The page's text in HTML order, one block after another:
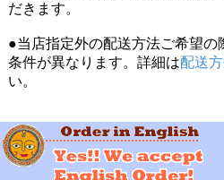
だきます。
●当店指定外の配送方法ご希望の
条件が異なります。詳細は配送
い。